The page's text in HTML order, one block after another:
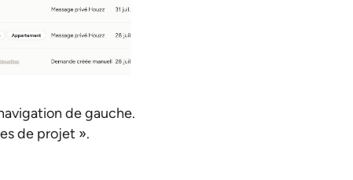
de gauche.
de projet ».